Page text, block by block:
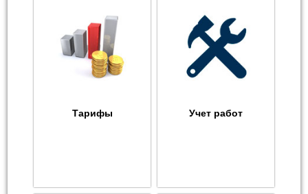
Тарифы Учет работ